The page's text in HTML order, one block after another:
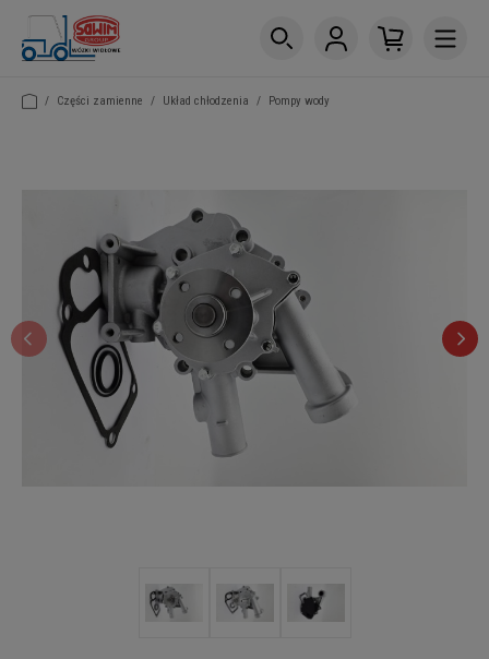
/ Części zamienne / Układ chłodzenia / Pompy wody